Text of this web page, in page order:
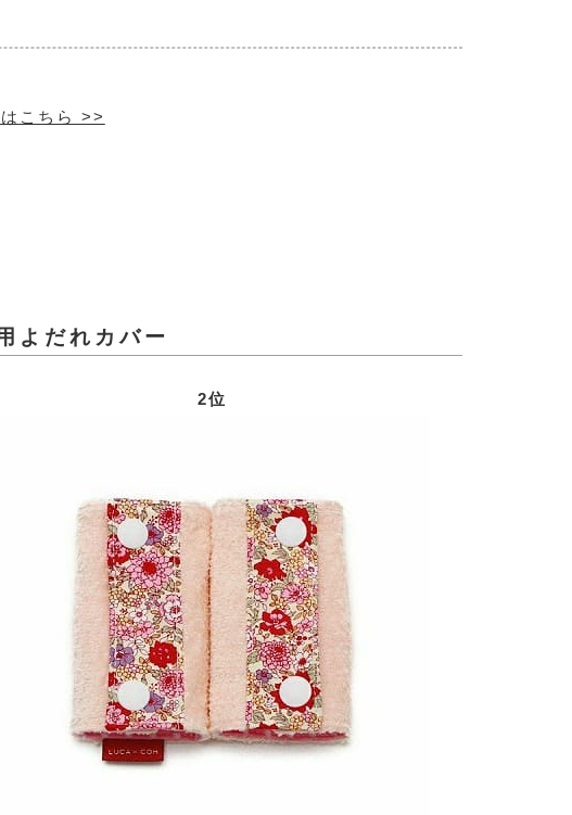
こちら >>
よだれカバー
2位